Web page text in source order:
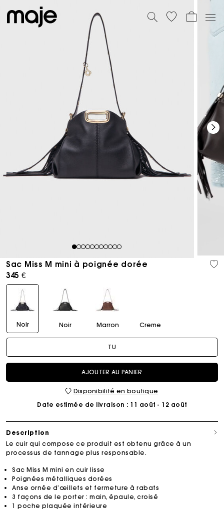
1234567891011
Sac Miss M mini à poignée dorée
345 €
Noir Noir Marron Creme
TU
AJOUTER AU PANIER
Disponibilité en boutique
Date estimée de livraison : 11 août - 12 août
Description
Le cuir qui compose ce produit est obtenu grâce à un
processus de tannage plus responsable.
Sac Miss M mini en cuir lisse
Poignées métalliques dorées
Anse ornée d’œillets et fermeture à rabats
3 façons de le porter : main, épaule, croisé
1 poche plaquée intérieure